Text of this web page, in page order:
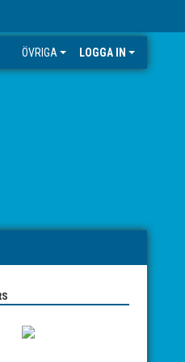
ÖVRIGA LOGGA IN